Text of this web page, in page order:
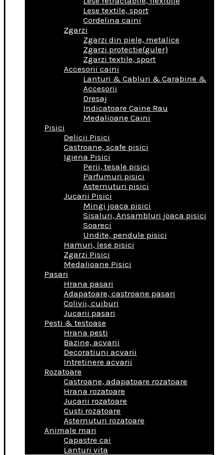
Lese textile, sport
Cordelina caini
Zgarzi
Zgarzi din piele, metalice
Zgarzi protectie(guler)
Zgarzi textile, sport
Accesorii caini
Lanturi & Cabluri & Carabine &
Accesorii
Dresaj
Indicatoare Caine Rau
Medalioane Caini
Pisici
Delicii Pisici
Castroane, scafe pisici
Igiena Pisici
Perii, tesale pisici
Parfumuri pisici
Asternuturi pisici
Jucarii Pisici
Mingi joaca pisici
Sisaluri, Ansambluri joaca pisici
Soareci
Undite, pendule pisici
Hamuri, lese pisici
Zgarzi Pisici
Medalioane Pisici
Pasari
Hrana pasari
Adapatoare, castroane pasari
Colivii, cuiburi
Jucarii pasari
Pesti & testoase
Hrana pesti
Bazine, acvarii
Decoratiuni acvarii
Intretinere acvarii
Rozatoare
Castroane, adapatoare rozatoare
Hrana rozatoare
Jucarii rozatoare
Custi rozatoare
Asternuturi rozatoare
Animale mari
Capastre cai
Lanturi vita